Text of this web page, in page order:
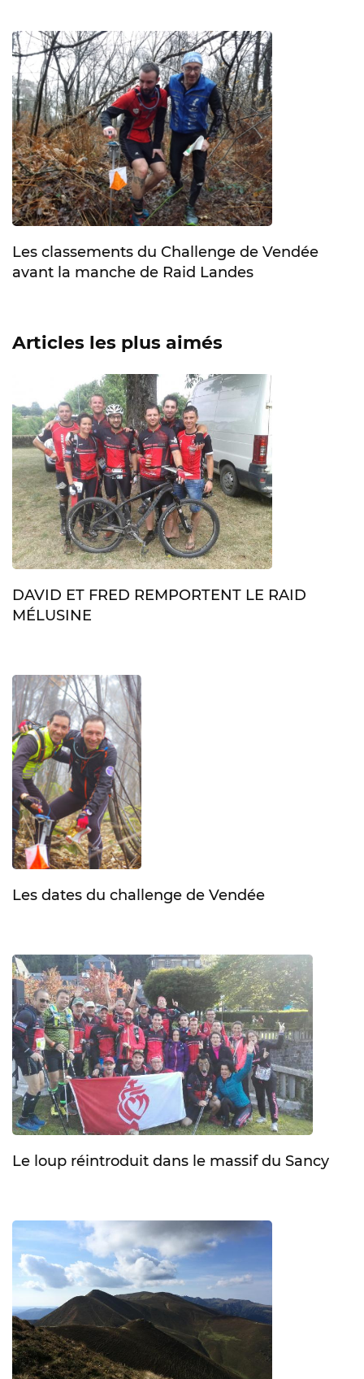
Les classements du Challenge de Vendée
avant la manche de Raid Landes
Articles les plus aimés
DAVID ET FRED REMPORTENT LE RAID
MÉLUSINE
Les dates du challenge de Vendée
Le loup réintroduit dans le massif du Sancy